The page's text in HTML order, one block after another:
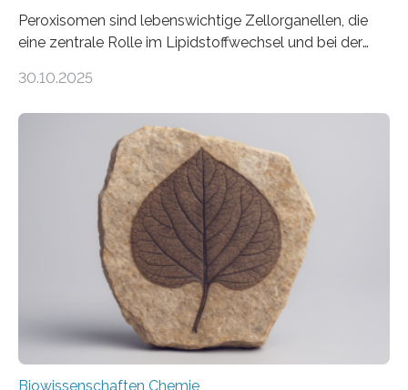
Peroxisomen sind lebenswichtige Zellorganellen, die
eine zentrale Rolle im Lipidstoffwechsel und bei der
erfüllen können, müssen zahlreiche Enzyme präzise in
der Ruhr-Universität Bochum um Prof. Dr. Ralf Erdmann
und Dr. Ismaila Francis Yusuf hat nun einen bislang
unbekannten Qualitätskontrollmechanismus des
peroxisomalen Proteintransports in der Bäckerhefe
Saccharomyces cerevisiae entdeckt, der für die
Funktionsfähigkeit der Organellen entscheidend ist. Die
Studie wurde am 28. Oktober 2025 in der
Fachzeitschrift…
30.10.2025
Biowissenschaften Chemie